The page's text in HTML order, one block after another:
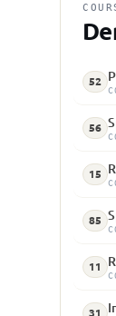
52
56
15
85
11
31